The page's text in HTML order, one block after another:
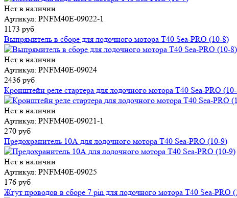
Нет в наличии
Артикул: PNFM40E-09022-1
1173 руб
Выпрямитель в сборе для лодочного мотора T40 Sea-PRO (10-8)
Нет в наличии
Артикул: PNFM40E-09024
2436 руб
Кронштейн реле стартера для лодочного мотора T40 Sea-PRO
Нет в наличии
Артикул: PNFM40E-09021-1
270 руб
Предохранитель 10А для лодочного мотора T40 Sea-PRO (10-9)
Нет в наличии
Артикул: PNFM40E-09025
176 руб
Жгут проводов в сборе 7 pin для лодочного мотора T40 Sea-PRO